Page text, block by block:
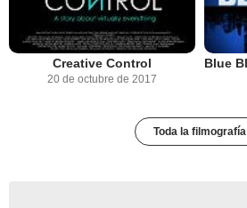
Creative Control
20 de octubre de 2017
Toda la filmografía